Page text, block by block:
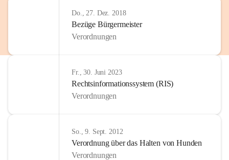
Do., 27. Dez. 2018
Bezüge Bürgermeister
Verordnungen
Fr., 30. Juni 2023
Rechtsinformationssystem (RIS)
Verordnungen
So., 9. Sept. 2012
Verordnung über das Halten von Hunden
Verordnungen